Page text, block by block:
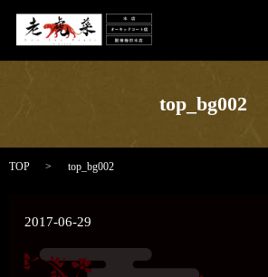
top_bg002
TOP top_bg002
2017-06-29